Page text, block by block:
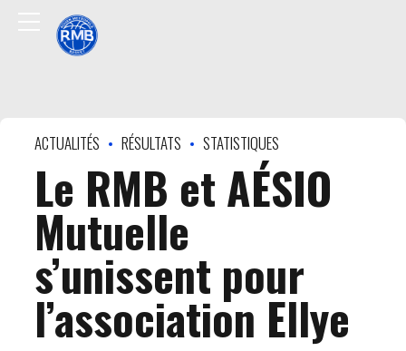
ACTUALITÉS RÉSULTATS STATISTIQUES
Le RMB et AÉSIO
Mutuelle
s’unissent pour
l’association Ellye